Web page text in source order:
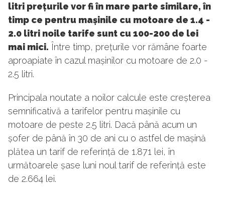
litri prețurile vor fi în mare parte similare, în
timp ce pentru mașinile cu motoare de 1.4 -
2.0 litri noile tarife sunt cu 100-200 de lei
mai mici. Între timp, prețurile vor rămâne foarte
aproapiate în cazul mașinilor cu motoare de 2.0 -
2.5 litri.
Principala noutate a noilor calcule este creșterea
semnificativă a tarifelor pentru mașinile cu
motoare de peste 2.5 litri. Dacă până acum un
șofer de până în 30 de ani cu o astfel de mașină
plătea un tarif de referință de 1.871 lei, în
următoarele șase luni noul tarif de referință este
de 2.664 lei.